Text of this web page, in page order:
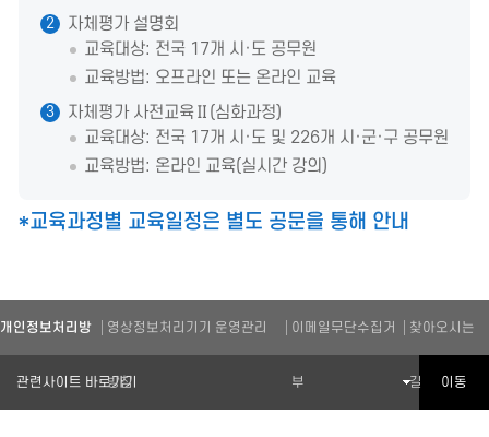
2
자체평가 설명회
교육대상: 전국 17개 시·도 공무원
교육방법: 오프라인 또는 온라인 교육
3
자체평가 사전교육Ⅱ(심화과정)
교육대상: 전국 17개 시·도 및 226개 시·군·구 공무원
교육방법: 온라인 교육(실시간 강의)
*교육과정별 교육일정은 별도 공문을 통해 안내
개인정보처리방 영상정보처리기기 운영관리
방침
이메일무단수집거
부
찾아오시는
길 이동